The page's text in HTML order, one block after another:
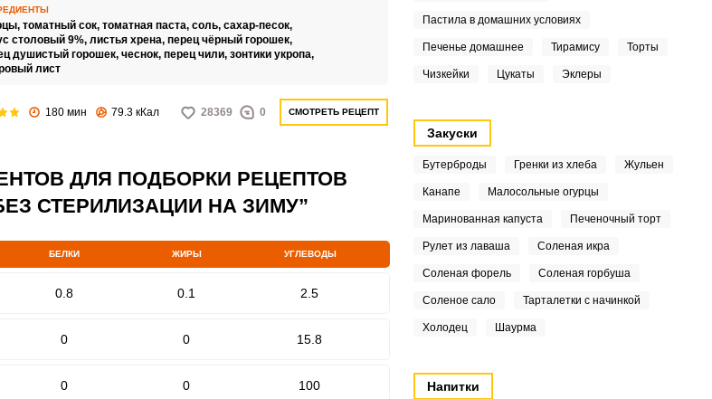
томатный сок, томатная паста, соль, сахар-песок,
столовый 9%, листья хрена, перец чёрный горошек,
душистый горошек, чеснок, перец чили, зонтики укропа,
лист
180 мин 79.3 кКал 28369 0 СМОТРЕТЬ РЕЦЕПТ
ДЛЯ ПОДБОРКИ РЕЦЕПТОВ
СТЕРИЛИЗАЦИИ НА ЗИМУ”
БЕЛКИ ЖИРЫ УГЛЕВОДЫ
0.8 0.1 2.5
0 0 15.8
0 0 100
Пастила в домашних условиях
Печенье домашнее Тирамису Торты
Чизкейки Цукаты Эклеры
Закуски
Бутерброды Гренки из хлеба Жульен
Канапе Малосольные огурцы
Маринованная капуста Печеночный торт
Рулет из лаваша Соленая икра
Соленая форель Соленая горбуша
Соленое сало Тарталетки с начинкой
Холодец Шаурма
Напитки
или
Запомнить меня
ВХОД
ЕЩЕ НЕ ЗАРЕГИСТРИРОВАННЫ?